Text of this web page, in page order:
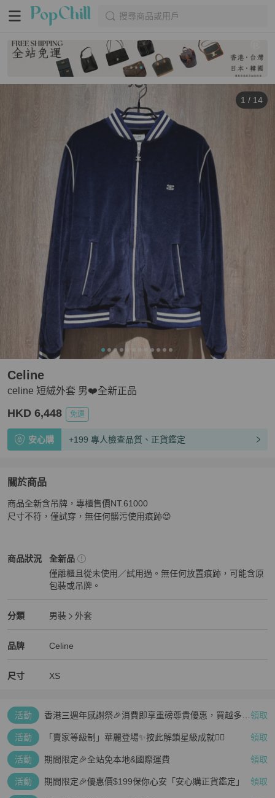
搜尋商品或用戶
1 / 14
celine 短絨外套 男❤️全新正品
Celine
HKD 6,448 免運
安心購 +199 專人檢查品質、正貨鑑定
關於商品
關於celine 短絨外套 男❤️全新正品
商品全新含吊牌，專櫃售價NT.61000
尺寸不符，僅試穿，無任何髒污使用痕跡😍
商品狀況
Celine男裝 商品狀態與細節
全新品
僅離櫃且從未使用／試用過。無任何放置痕跡，可能含原
包裝或吊牌。
分類
Celine 分類資訊
男裝
外套
品牌
Celine 男裝品牌介紹
Celine
Celine 推薦清單
尺寸 XS
活動
香港三週年感謝祭🎉消費即享重磅尊貴優惠，買越多、 領取
活動 「賣家等級制」華麗登場✨按此解鎖星級成就👆🏻 領取
活動 期間限定🎉全站免本地&國際運費 領取
活動 期間限定🎉優惠價$199保你心安「安心購正貨鑑定」 領取